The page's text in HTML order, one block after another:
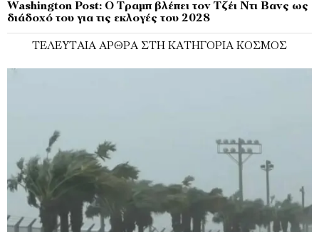
Washington Post: Ο Τραμπ βλέπει τον Τζέι Ντι Βανς ως
διάδοχό του για τις εκλογές του 2028
ΤΕΛΕΥΤΑΊΑ ΆΡΘΡΑ ΣΤΗ ΚΑΤΗΓΟΡΊΑ ΚΌΣΜΟΣ